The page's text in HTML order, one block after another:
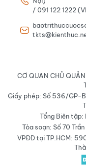
/ 091 122 1222
CƠ QUAN CHỦ
Giấy phép: Số 536/GP-
Tổng Biên tập:
Tòa soạn: Số 70
VPĐD tại TP.HCM: